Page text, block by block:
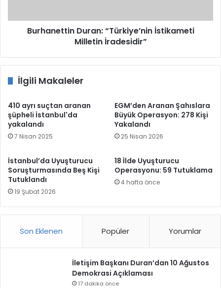
Burhanettin Duran: “Türkiye’nin İstikameti
Milletin İradesidir”
İlgili Makaleler
410 ayrı suçtan aranan
şüpheli İstanbul'da
yakalandı
7 Nisan 2025
EGM’den Aranan Şahıslara
Büyük Operasyon: 278 Kişi
Yakalandı
25 Nisan 2026
İstanbul’da Uyuşturucu
Soruşturmasında Beş Kişi
Tutuklandı
19 Şubat 2026
18 İlde Uyuşturucu
Operasyonu: 59 Tutuklama
4 hafta önce
Son Eklenen Popüler Yorumlar
İletişim Başkanı Duran’dan 10 Ağustos
Demokrasi Açıklaması
17 dakika önce